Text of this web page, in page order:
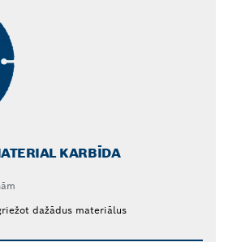
KARBĪDA
dažādus materiālus